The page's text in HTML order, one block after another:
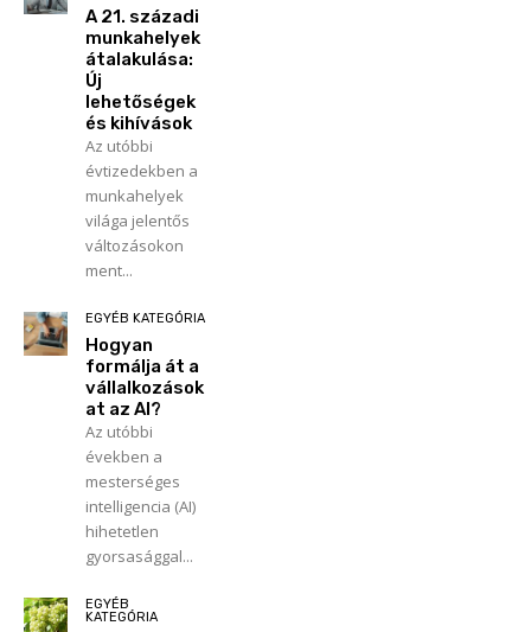
A 21. századi
munkahelyek
átalakulása:
Új
lehetőségek
és kihívások
Az utóbbi
évtizedekben a
munkahelyek
világa jelentős
változásokon
ment...
EGYÉB KATEGÓRIA
Hogyan
formálja át a
vállalkozások
at az AI?
Az utóbbi
években a
mesterséges
intelligencia (AI)
hihetetlen
gyorsasággal...
EGYÉB
KATEGÓRIA